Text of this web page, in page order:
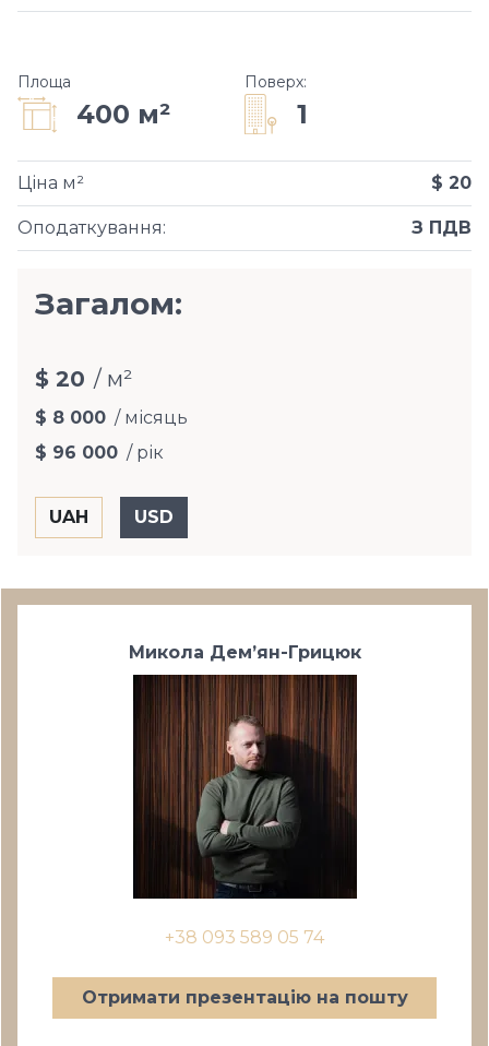
Площа
400 м²
Поверх:
1
Оподаткування: З ПДВ
Ціна м² $ 20
Загалом:
$ 20 / м²
$ 8 000 / місяць
$ 96 000 / рік
Микола Дем’ян-Грицюк
+38 093 589 05 74
Отримати презентацію на пошту